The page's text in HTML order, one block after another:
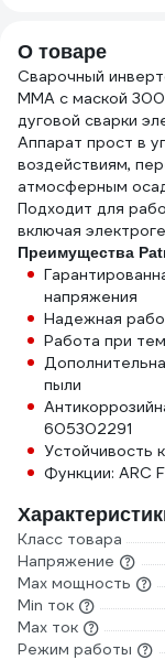
О товаре
Cварочный
MMA с маской
дуговой сварки
Аппарат прост в
воздействиям,
атмосферным
Подходит для
включая
Преимущества
напряжения
Надежная
Работа при
пыли
605302291
Устойчивость
Функции: ARC
Класс товара
Напряжение
Max мощность
Min ток
Max ток
Режим работы